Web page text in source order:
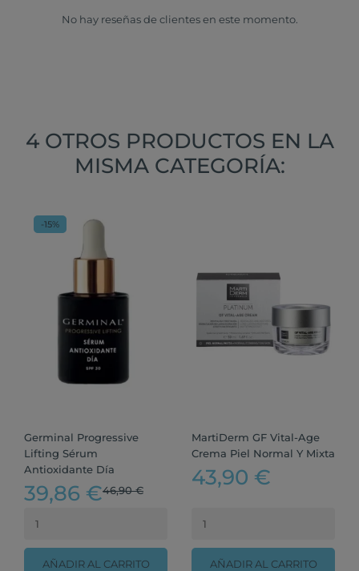
No hay reseñas de clientes en este momento.
4 OTROS PRODUCTOS EN LA
MISMA CATEGORÍA:
Germinal Progressive
Lifting Sérum
Antioxidante Día
39,86 €46,90 €
AÑADIR AL CARRITO
-15%
MartiDerm GF Vital-Age
Crema Piel Normal Y Mixta
43,90 €
AÑADIR AL CARRITO